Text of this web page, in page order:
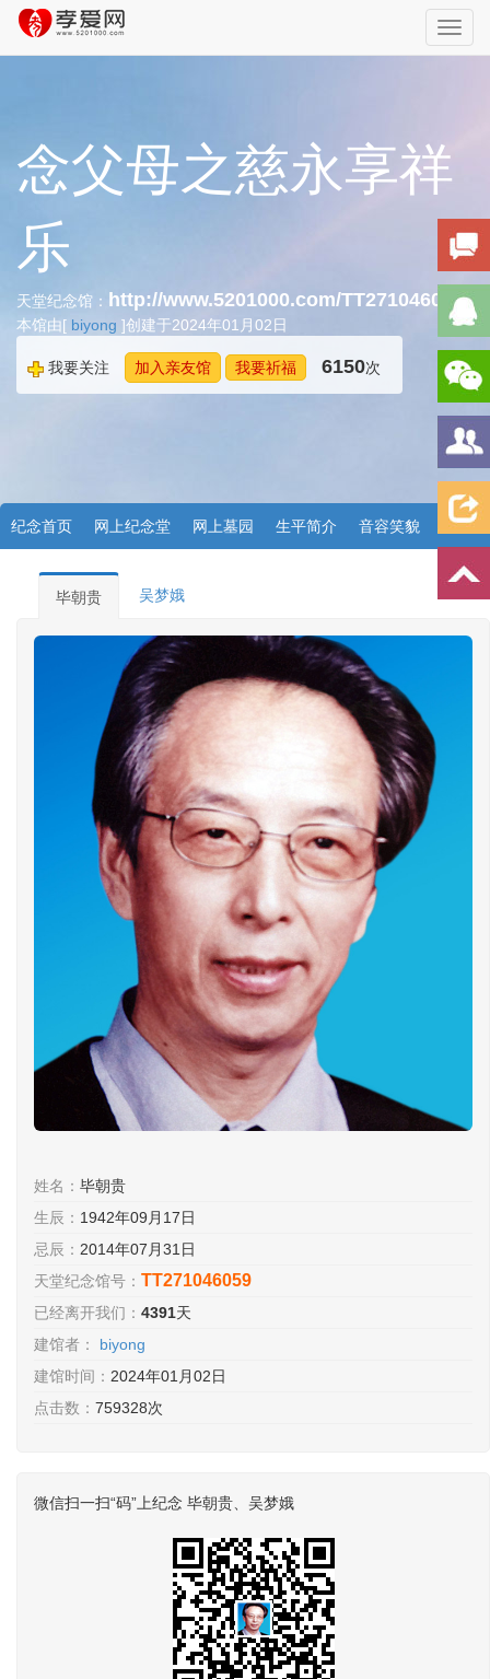
念父母之慈永享祥
乐
天堂纪念馆： http://www.5201000.com/TT271046059
本馆由[ biyong ]创建于2024年01月02日
我要关注 加入亲友馆 我要祈福 6150次
纪念首页 网上纪念堂 网上墓园 生平简介 音容笑貌
档案资料 追忆文章
毕朝贵 吴梦娥
姓名： 毕朝贵
生辰： 1942年09月17日
忌辰： 2014年07月31日
天堂纪念馆号： TT271046059
已经离开我们： 4391天
建馆者：
biyong
建馆时间： 2024年01月02日
点击数： 759328次
微信扫一扫“码”上纪念 毕朝贵、吴梦娥